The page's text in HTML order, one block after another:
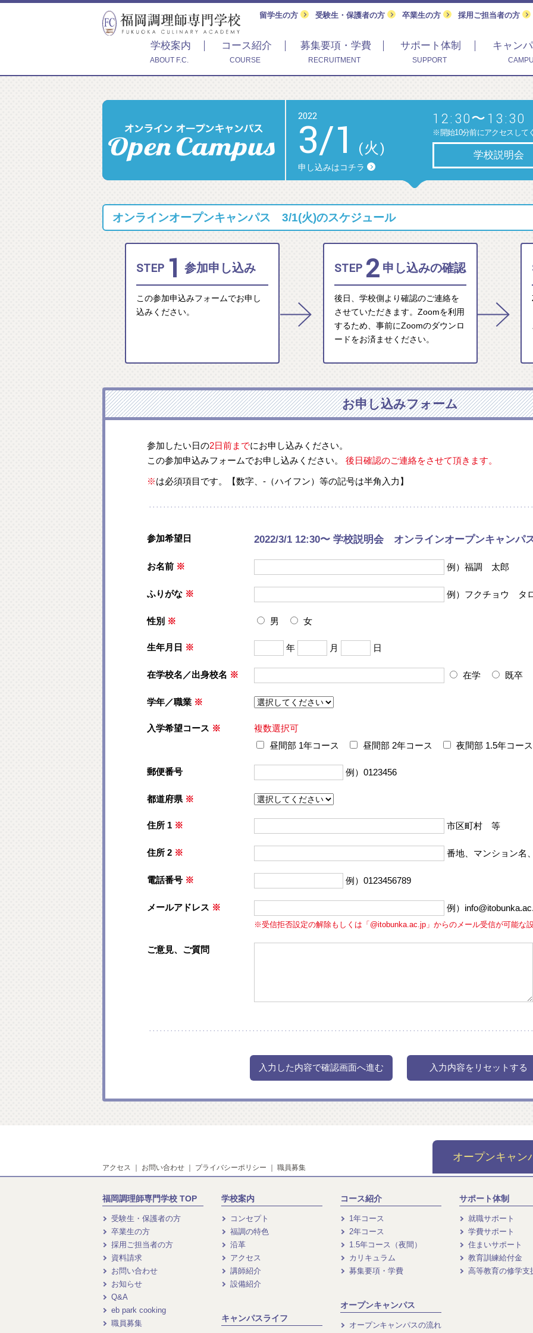
留学生の方 受験生・保護者の方 卒業生の方 採用ご担当者の方
学校案内
ABOUT F.C.
コース紹介
COURSE
募集要項・学費
RECRUITMENT
サポート体制
SUPPORT
キャン
2022
3/1 (火)
申し込みはコチラ
12:30〜13:30
※開始10分前にアクセスして
学校説明会
オンラインオープンキャンパス 3/1(火)のスケジュール
STEP 1 参加申し込み
この参加申込みフォームでお申し
込みください。
STEP 2 申し込みの確認
後日、学校側より確認のご連絡を
させていただきます。Zoomを利用
するため、事前にZoomのダウンロ
ードをお済ませください。
お申し込みフォーム
参加したい日の2日前までにお申し込みください。
この参加申込みフォームでお申し込みください。 後日確認のご連絡をさせて頂きます。
※は必須項目です。【数字、-（ハイフン）等の記号は半角入力】
参加希望日 2022/3/1 12:30〜 学校説明会 オンラインオープンキャンパ
お名前 ※ 例）福調 太郎
ふりがな ※ 例）フクチョウ タ
性別 ※ 男 女
生年月日 ※ 年 月 日
在学校名／出身校名 ※ 在学 既卒
学年／職業 ※
入学希望コース ※
複数選択可
昼間部 1年コース
昼間部 2年コース 夜間部 1.5年コース
郵便番号 例）0123456
都道府県 ※
住所 1 ※ 市区町村 等
住所 2 ※ 番地、マンション
電話番号 ※ 例）0123456789
メールアドレス ※ 例）
※受信拒否設定の解除もしくは「@itobunka.ac.jp」からのメール受信が可能な
ご意見、ご質問
アクセス ｜ お問い合わせ ｜ プライバシーポリシー ｜ 職員募集
オープンキャン
福岡調理師専門学校 TOP
受験生・保護者の方
卒業生の方
採用ご担当者の方
資料請求
お問い合わせ
お知らせ
Q&A
eb park cooking
職員募集
学校案内
コンセプト
福調の特色
沿革
アクセス
講師紹介
設備紹介
キャンパスライフ
コース紹介
1年コース
2年コース
1.5年コース（夜間）
カリキュラム
募集要項・学費
オープンキャンパス
オープンキャンパスの流れ
サポート体制
就職サポート
学費サポート
住まいサポート
教育訓練給付金
高等教育の修学支